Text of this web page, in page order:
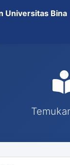
Universitas Bina